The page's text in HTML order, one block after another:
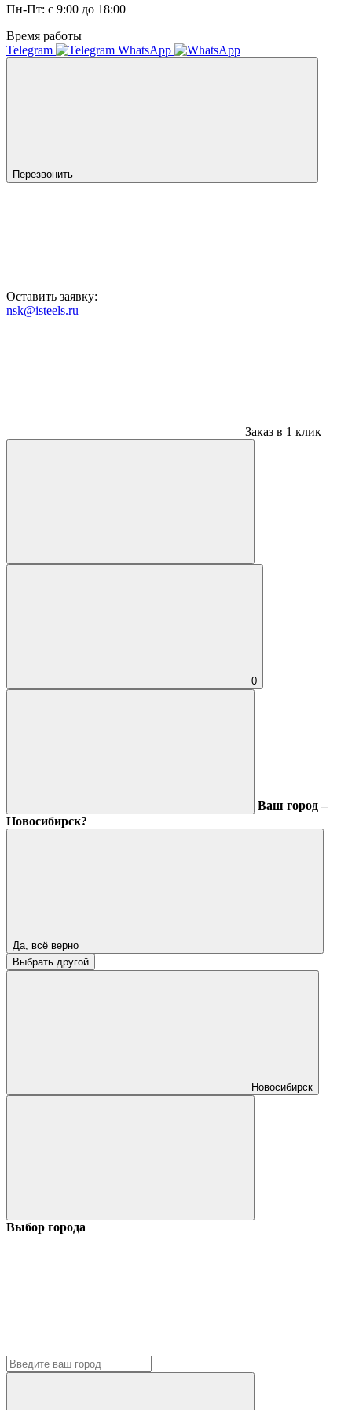
Пн-Пт: с 9:00 до 18:00
Время работы
Telegram
WhatsApp
Перезвонить
Оставить заявку:
nsk@isteels.ru
Заказ в 1 клик
0
Ваш город –
Новосибирск?
Да, всё верно
Выбрать другой
Новосибирск
Выбор города